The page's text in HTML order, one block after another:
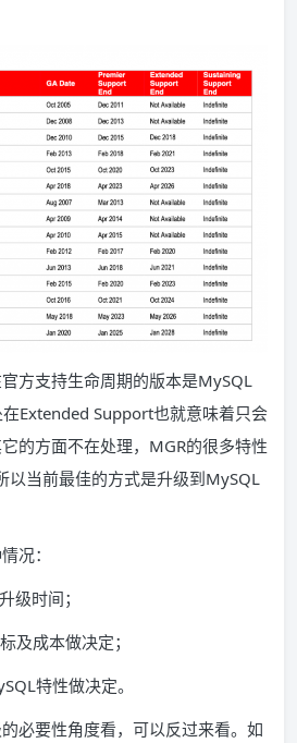
方支持生命周期的版本是MySQL
Extended Support也就意味着只会
的方面不在处理，MGR的很多特性
以当前最佳的方式是升级到MySQL
况：
级时间；
及成本做决定；
特性做决定。
必要性角度看，可以反过来看。如